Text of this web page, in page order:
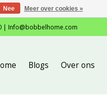
| Info@bobbelhome.com
Blogs Over ons
Nee Meer over cookies »